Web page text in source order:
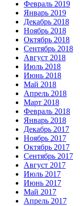
Февраль 2019
Январь 2019
Декабрь 2018
Ноябрь 2018
Октябрь 2018
Сентябрь 2018
Август 2018
Июль 2018
Июнь 2018
Май 2018
Апрель 2018
Март 2018
Февраль 2018
Январь 2018
Декабрь 2017
Ноябрь 2017
Октябрь 2017
Сентябрь 2017
Август 2017
Июль 2017
Июнь 2017
Май 2017
Апрель 2017